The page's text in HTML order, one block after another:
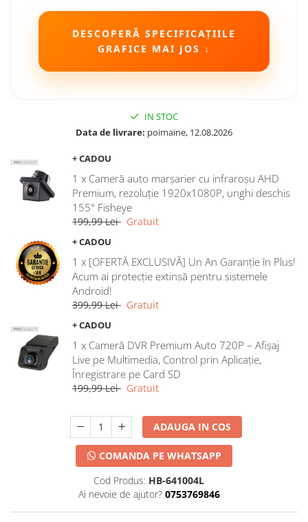
DESCOPERĂ SPECIFICAȚIILE
GRAFICE MAI JOS ↓
IN STOC
Data de livrare: poimaine, 12.08.2026
+ CADOU
1 x Cameră auto marșarier cu infraroșu AHD
Premium, rezoluție 1920x1080P, unghi deschis
155° Fisheye
199,99 Lei Gratuit
+ CADOU
1 x [OFERTĂ EXCLUSIVĂ] Un An Garanție în Plus!
Acum ai protecție extinsă pentru sistemele
Android!
399,99 Lei Gratuit
+ CADOU
1 x Cameră DVR Premium Auto 720P – Afișaj
Live pe Multimedia, Control prin Aplicație,
Înregistrare pe Card SD
199,99 Lei Gratuit
ADAUGA IN COS
COMANDA PE WHATSAPP
Cod Produs: HB-641004L
Ai nevoie de ajutor? 0753769846